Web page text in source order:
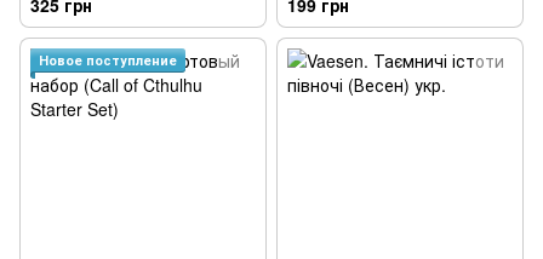
Quickstart Guide)
Новое поступление